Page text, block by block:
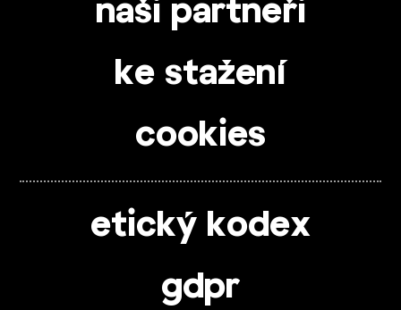
naši partneři
ke stažení
cookies
etický kodex
gdpr